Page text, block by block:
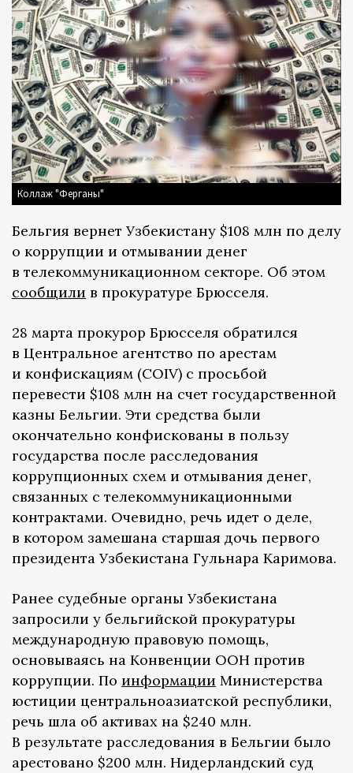
Коллаж "Ферганы"
Бельгия вернет Узбекистану $108 млн по делу
о коррупции и отмывании денег
в телекоммуникационном секторе. Об этом
сообщили в прокуратуре Брюсселя.
28 марта прокурор Брюсселя обратился
в Центральное агентство по арестам
и конфискациям (COIV) с просьбой
перевести $108 млн на счет государственной
казны Бельгии. Эти средства были
окончательно конфискованы в пользу
государства после расследования
коррупционных схем и отмывания денег,
связанных с телекоммуникационными
контрактами. Очевидно, речь идет о деле,
в котором замешана старшая дочь первого
президента Узбекистана Гульнара Каримова.
Ранее судебные органы Узбекистана
запросили у бельгийской прокуратуры
международную правовую помощь,
основываясь на Конвенции ООН против
коррупции. По информации Министерства
юстиции центральноазиатской республики,
речь шла об активах на $240 млн.
В результате расследования в Бельгии было
арестовано $200 млн. Нидерландский суд